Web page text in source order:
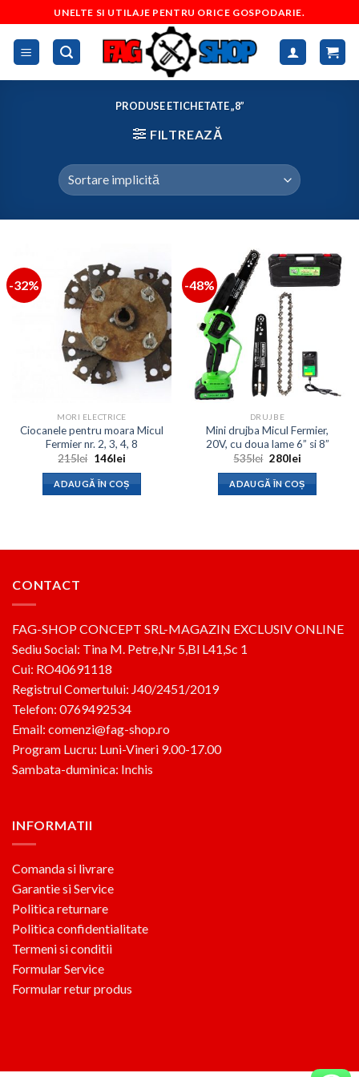
to
content
UNELTE SI UTILAJE PENTRU ORICE GOSPODARIE.
PRODUSE ETICHETATE „8”
FILTREAZĂ
-32%
MORI ELECTRICE
Ciocanele pentru moara Micul
Fermier nr. 2, 3, 4, 8
215lei Prețul
a
fost:
215lei.
146leiPrețul
este:
146lei.
ADAUGĂ ÎN COȘ
-48%
DRUJBE
Mini drujba Micul Fermier,
20V, cu doua lame 6” si 8”
535lei Prețul
a
fost:
535lei.
280leiPrețul
este:
280lei.
ADAUGĂ ÎN COȘ
CONTACT
FAG-SHOP CONCEPT SRL-MAGAZIN EXCLUSIV ONLINE
Sediu Social: Tina M. Petre,Nr 5,Bl L41,Sc 1
Cui: RO40691118
Registrul Comertului: J40/2451/2019
Telefon: 0769492534
Email: comenzi@fag-shop.ro
Program Lucru: Luni-Vineri 9.00-17.00
Sambata-duminica: Inchis
INFORMATII
Comanda si livrare
Garantie si Service
Politica returnare
Politica confidentialitate
Termeni si conditii
Formular Service
Formular retur produs